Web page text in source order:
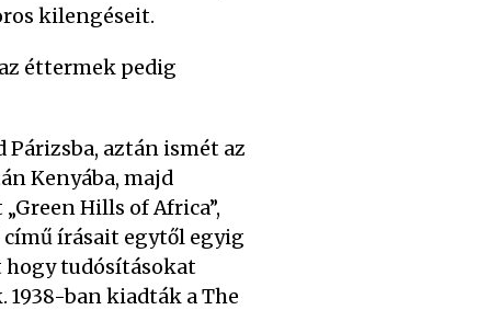
kilengéseit.
éttermek pedig
aztán ismét az
Kenyába, majd
Hills of Africa”,
című írásait egytől egyig
hogy tudósításokat
ban kiadták a The